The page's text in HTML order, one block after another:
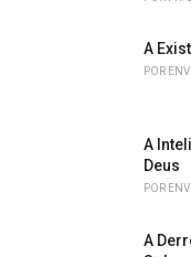
A
POR
A
Deus
POR
A